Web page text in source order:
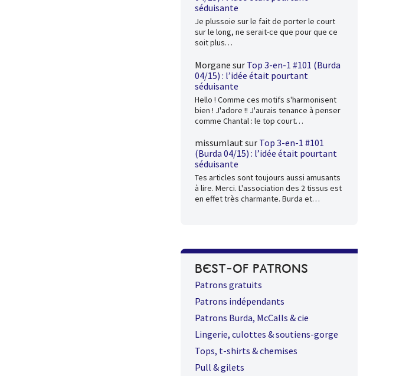
séduisante
Je plussoie sur le fait de porter le court
sur le long, ne serait-ce que pour que ce
soit plus…
Morgane sur Top 3-en-1 #101 (Burda
04/15) : l’idée était pourtant
séduisante
Hello ! Comme ces motifs s'harmonisent
bien ! J'adore !! J'aurais tenance à penser
comme Chantal : le top court…
missumlautsur Top 3-en-1 #101
(Burda 04/15) : l’idée était pourtant
séduisante
Tes articles sont toujours aussi amusants
à lire. Merci. L'association des 2 tissus est
en effet très charmante. Burda et…
BEST-OF PATRONS
Patrons gratuits
Patrons indépendants
Patrons Burda, McCalls & cie
Lingerie, culottes & soutiens-gorge
Tops, t-shirts & chemises
Pull & gilets